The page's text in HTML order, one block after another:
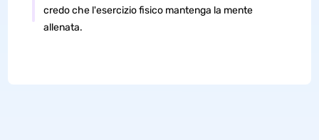
credo che l'esercizio fisico mantenga la mente
allenata.